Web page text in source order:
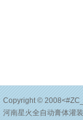
Copyright ©
河南星火全自动膏体灌